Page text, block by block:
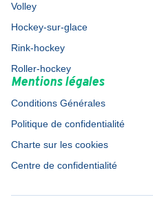
Volley
Hockey-sur-glace
Rink-hockey
Roller-hockey
Mentions légales
Conditions Générales
Politique de confidentialité
Charte sur les cookies
Centre de confidentialité